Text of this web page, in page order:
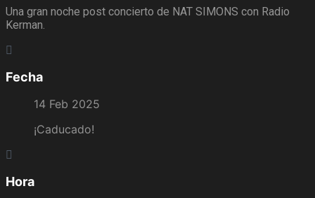
Una gran noche post concierto de NAT SIMONS con Radio
Kerman.
Fecha
14 Feb 2025
¡Caducado!
Hora